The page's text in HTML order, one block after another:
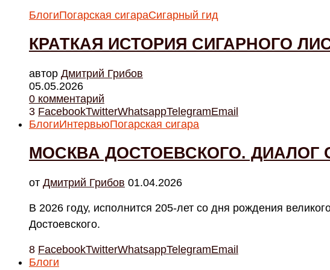
БлогиПогарская сигараСигарный гид
КРАТКАЯ ИСТОРИЯ СИГАРНОГО
автор Дмитрий Грибов
05.05.2026
0 комментарий
3 FacebookTwitterWhatsappTelegramEmail
БлогиИнтервьюПогарская сигара
МОСКВА ДОСТОЕВСКОГО. ДИАЛОГ
от Дмитрий Грибов 01.04.2026
В 2026 году, исполнится 205-лет со дня рождения
Достоевского.
8 FacebookTwitterWhatsappTelegramEmail
Блоги